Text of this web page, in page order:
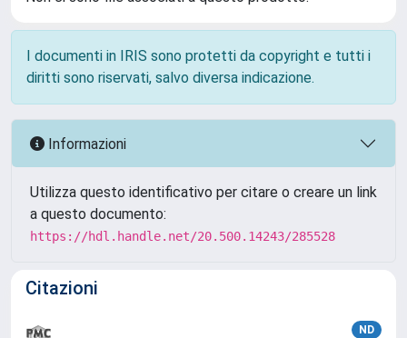
I documenti in IRIS sono protetti da copyright e tutti i
diritti sono riservati, salvo diversa indicazione.
Informazioni
Utilizza questo identificativo per citare o creare un link
a questo documento:
https://hdl.handle.net/20.500.14243/285528
Citazioni
ND